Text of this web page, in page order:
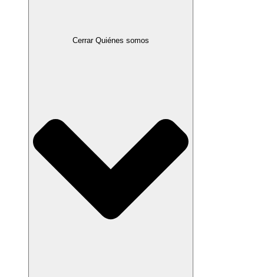
Cerrar Quiénes somos